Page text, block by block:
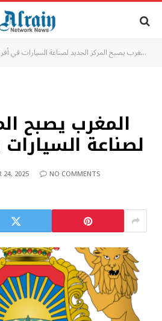
المغرب يصبح المركز الجديد لصناعة السيارات في
المغرب يصبح
لصناعة
24, 2025
NO COMMENTS